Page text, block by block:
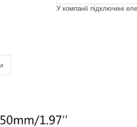
У компанії підключені